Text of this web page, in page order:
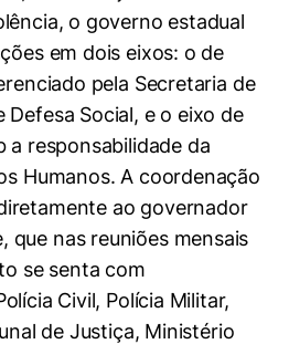
o governo estadual
em dois eixos: o de
pela Secretaria de
Defesa Social, e o eixo de
a responsabilidade da
Humanos. A coordenação
ao governador
que nas reuniões mensais
se senta com
Civil, Polícia Militar,
de Justiça, Ministério